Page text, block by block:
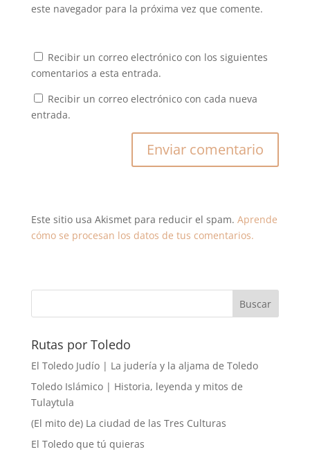
este navegador para la próxima vez que comente.
Recibir un correo electrónico con los siguientes
comentarios a esta entrada.
Recibir un correo electrónico con cada nueva
entrada.
Este sitio usa Akismet para reducir el spam. Aprende
cómo se procesan los datos de tus comentarios.
Rutas por Toledo
El Toledo Judío | La judería y la aljama de Toledo
Toledo Islámico | Historia, leyenda y mitos de
Tulaytula
(El mito de) La ciudad de las Tres Culturas
El Toledo que tú quieras